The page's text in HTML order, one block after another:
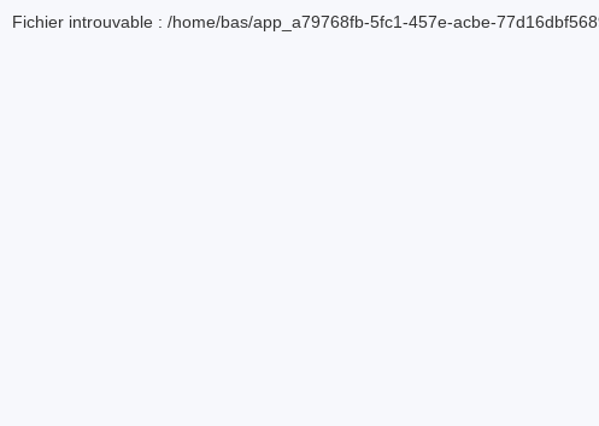
Fichier introuvable : /home/bas/app_a79768fb-5fc1-457e-acbe-